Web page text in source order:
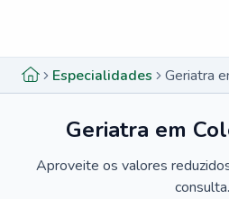
Especialidades Geriatra
Geriatra em
Aproveite os valores
consulta.